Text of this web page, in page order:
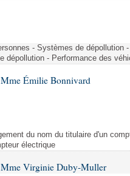
- Systèmes de dépollution
dépollution - Performance des
Émilie Bonnivard
du nom du titulaire d'un
électrique
Mme Virginie Duby-Muller